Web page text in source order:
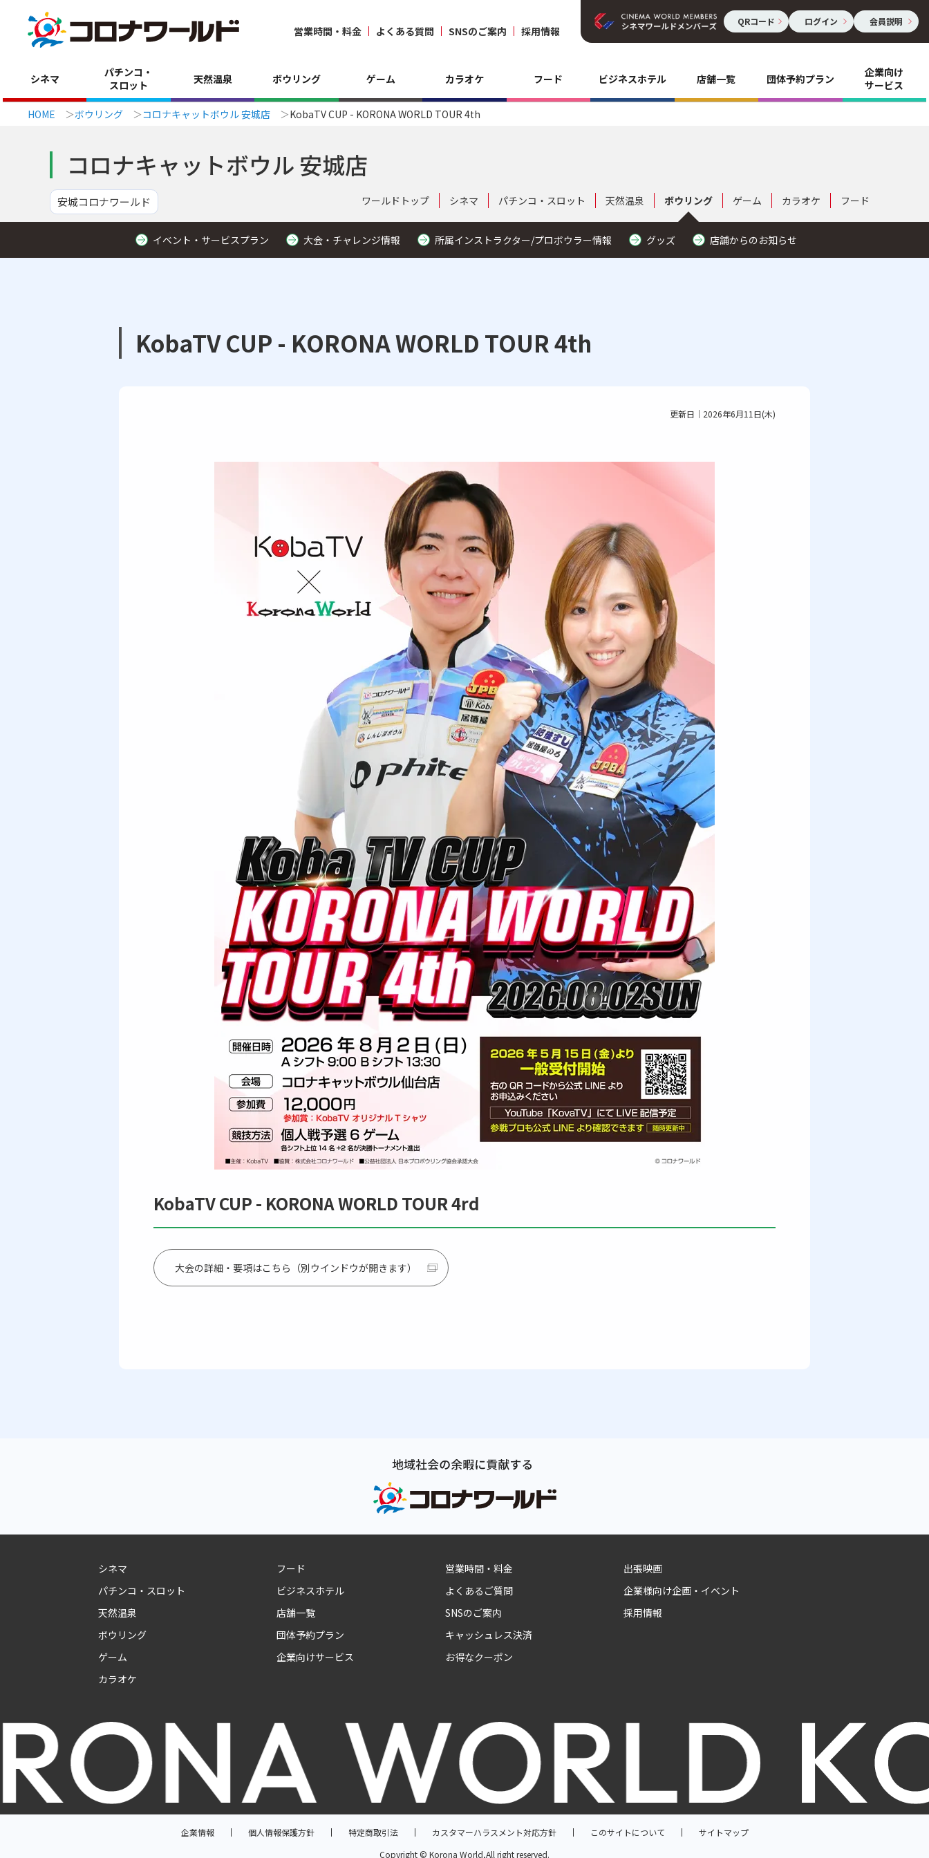
営業時間・料金 よくある質問 SNSのご案内 採用情報
QRコード ログイン 会員説明
シネマ
パチンコ・
スロット
天然温泉 ボウリング ゲーム カラオケ フード ビジネスホテル 店舗一覧 団体予約プラン
企業向け
サービス
HOME ボウリング コロナキャットボウル 安城店 KobaTV CUP - KORONA WORLD TOUR 4th
コロナキャットボウル 安城店
安城コロナワールド ワールドトップ シネマ パチンコ・スロット 天然温泉 ボウリング ゲーム カラオケ フード
イベント・サービスプラン 大会・チャレンジ情報 所属インストラクター/プロボウラー情報 グッズ 店舗からのお知らせ
KobaTV CUP - KORONA WORLD TOUR 4th
更新日｜2026年6月11日(木)
KobaTV CUP - KORONA WORLD TOUR 4rd
大会の詳細・要項はこちら（別ウインドウが開きます）
シネマ
パチンコ・スロット
天然温泉
ボウリング
ゲーム
カラオケ
フード
ビジネスホテル
店舗一覧
団体予約プラン
企業向けサービス
営業時間・料金
よくあるご質問
SNSのご案内
キャッシュレス決済
お得なクーポン
出張映画
企業様向け企画・イベント
採用情報
企業情報 個人情報保護方針 特定商取引法 カスタマーハラスメント対応方針 このサイトについて
サイトマップ
Copyright © Korona World,All right reserved.